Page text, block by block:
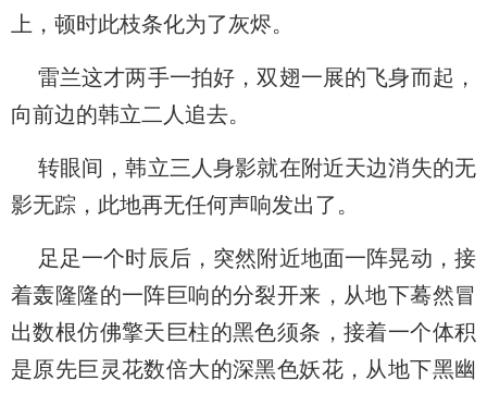
上，顿时此枝条化为了灰烬。
雷兰这才两手一拍好，双翅一展的飞身而起，
向前边的韩立二人追去。
转眼间，韩立三人身影就在附近天边消失的无
影无踪，此地再无任何声响发出了。
足足一个时辰后，突然附近地面一阵晃动，接
着轰隆隆的一阵巨响的分裂开来，从地下蓦然冒
出数根仿佛擎天巨柱的黑色须条，接着一个体积
是原先巨灵花数倍大的深黑色妖花，从地下黑幽